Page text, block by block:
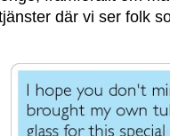
där vi ser folk